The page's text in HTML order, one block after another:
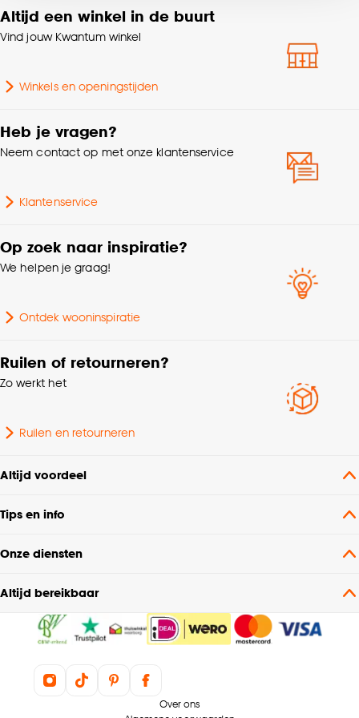
voor kiezen om bepaalde cookies wel of niet te
accepteren door op ‘Cookies aanpassen’ te
Goed om te weten is dat je deze keuze altijd nog
cookieverklaring
Soort stof In between
Kleurtint Off-white
Krimptolerantie
Altijd een winkel in de buurt
Vind jouw Kwantum winkel
Winkels en openingstijden
Heb je vragen?
Neem contact op met onze klantenservice
Klantenservice
Op zoek naar inspiratie?
We helpen je graag!
Ontdek wooninspiratie
Ruilen of retourneren?
Zo werkt het
Ruilen en retourneren
Altijd voordeel
Tips en info
Onze diensten
Altijd bereikbaar
Over ons